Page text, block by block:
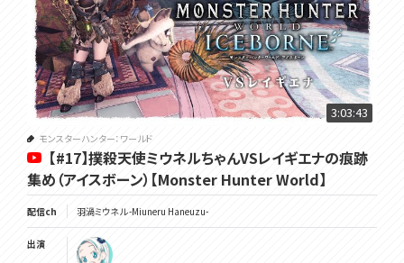
3:03:43
モンスターハンター：ワールド
【#17】撲殺天使ミウネルちゃんVSレイギエナの痕跡
集め（アイスボーン）【Monster Hunter World】
配信ch 羽渦ミウネル -Miuneru Haneuzu-
出演